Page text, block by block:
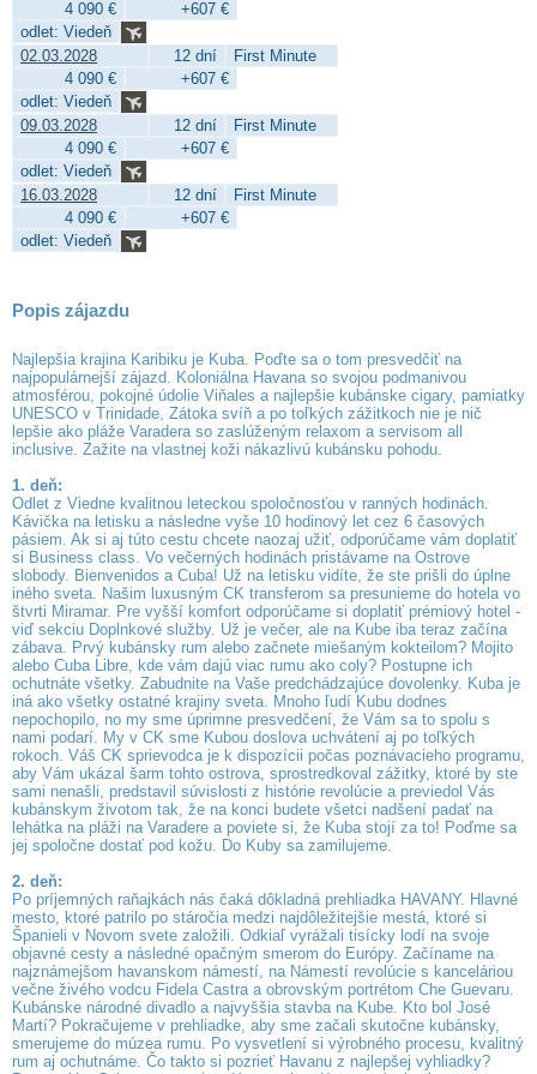
4 090 €
+607 €
odlet: Viedeň
02.03.2028
12 dní
First Minute
4 090 €
+607 €
odlet: Viedeň
09.03.2028
12 dní
First Minute
4 090 €
+607 €
odlet: Viedeň
16.03.2028
12 dní
First Minute
4 090 €
+607 €
odlet: Viedeň
Popis zájazdu
Najlepšia krajina Karibiku je Kuba. Poďte sa o tom presvedčiť na
najpopulárnejší zájazd. Koloniálna Havana so svojou podmanivou
atmosférou, pokojné údolie Viňales a najlepšie kubánske cigary, pamiatky
UNESCO v Trinidade, Zátoka svíň a po toľkých zážitkoch nie je nič
lepšie ako pláže Varadera so zaslúženým relaxom a servisom all
inclusive. Zažite na vlastnej koži nákazlivú kubánsku pohodu.
1. deň:
Odlet z Viedne kvalitnou leteckou spoločnosťou v ranných hodinách.
Kávička na letisku a následne vyše 10 hodinový let cez 6 časových
pásiem. Ak si aj túto cestu chcete naozaj užiť, odporúčame vám doplatiť
si Business class. Vo večerných hodinách pristávame na Ostrove
slobody. Bienvenidos a Cuba! Už na letisku vidíte, že ste prišli do úplne
iného sveta. Našim luxusným CK transferom sa presunieme do hotela vo
štvrti Miramar. Pre vyšší komfort odporúčame si doplatiť prémiový hotel -
viď sekciu Doplnkové služby. Už je večer, ale na Kube iba teraz začína
zábava. Prvý kubánsky rum alebo začnete miešaným kokteilom? Mojito
alebo Cuba Libre, kde vám dajú viac rumu ako coly? Postupne ich
ochutnáte všetky. Zabudnite na Vaše predchádzajúce dovolenky. Kuba je
iná ako všetky ostatné krajiny sveta. Mnoho ľudí Kubu dodnes
nepochopilo, no my sme úprimne presvedčení, že Vám sa to spolu s
nami podarí. My v CK sme Kubou doslova uchvátení aj po toľkých
rokoch. Váš CK sprievodca je k dispozícii počas poznávacieho programu,
aby Vám ukázal šarm tohto ostrova, sprostredkoval zážitky, ktoré by ste
sami nenašli, predstavil súvislosti z histórie revolúcie a previedol Vás
kubánskym životom tak, že na konci budete všetci nadšení padať na
lehátka na pláži na Varadere a poviete si, že Kuba stojí za to! Poďme sa
jej spoločne dostať pod kožu. Do Kuby sa zamilujeme.
2. deň:
Po príjemných raňajkách nás čaká dôkladná prehliadka HAVANY. Hlavné
mesto, ktoré patrilo po stáročia medzi najdôležitejšie mestá, ktoré si
Španieli v Novom svete založili. Odkiaľ vyrážali tisícky lodí na svoje
objavné cesty a následné opačným smerom do Európy. Začíname na
najznámejšom havanskom námestí, na Námestí revolúcie s kanceláriou
večne živého vodcu Fidela Castra a obrovským portrétom Che Guevaru.
Kubánske národné divadlo a najvyššia stavba na Kube. Kto bol José
Martí? Pokračujeme v prehliadke, aby sme začali skutočne kubánsky,
smerujeme do múzea rumu. Po vysvetlení si výrobného procesu, kvalitný
rum aj ochutnáme. Čo takto si pozrieť Havanu z najlepšej vyhliadky?